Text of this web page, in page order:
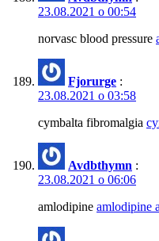
23.08.2021 о 00:54
norvasc blood pressure
Fjorurge :
23.08.2021 о 03:58
cymbalta fibromalgia
Avdbthymn :
23.08.2021 о 06:06
amlodipine amlodipine